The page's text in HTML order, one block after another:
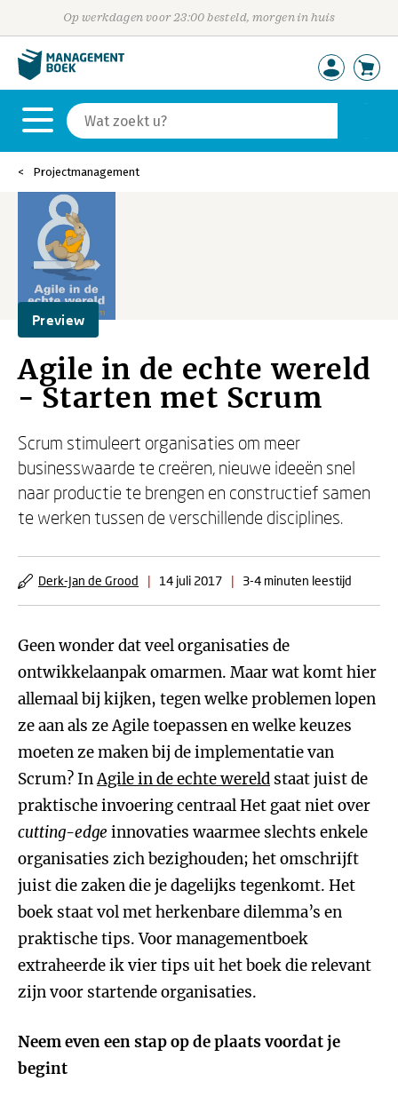
Op werkdagen voor 23:00 besteld, morgen in huis
Projectmanagement
Preview
Agile in de echte wereld
- Starten met Scrum
Scrum stimuleert organisaties om meer
businesswaarde te creëren, nieuwe ideeën snel
naar productie te brengen en constructief samen
te werken tussen de verschillende disciplines.
Derk-Jan de Grood | 14 juli 2017 | 3-4 minuten leestijd
Geen wonder dat veel organisaties de
ontwikkelaanpak omarmen. Maar wat komt hier
allemaal bij kijken, tegen welke problemen lopen
ze aan als ze Agile toepassen en welke keuzes
moeten ze maken bij de implementatie van
Scrum? InAgile in de echte wereld staat juist de
praktische invoering centraal Het gaat niet over
cutting-edge innovaties waarmee slechts enkele
organisaties zich bezighouden; het omschrijft
juist die zaken die je dagelijks tegenkomt. Het
boek staat vol met herkenbare dilemma’s en
praktische tips. Voor managementboek
extraheerde ik vier tips uit het boek die relevant
zijn voor startende organisaties.
Neem even een stap op de plaats voordat je
begint